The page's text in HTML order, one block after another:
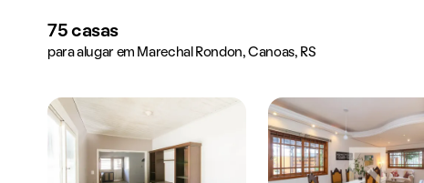
75 casas
para alugar em Marechal Rondon, Canoas, RS